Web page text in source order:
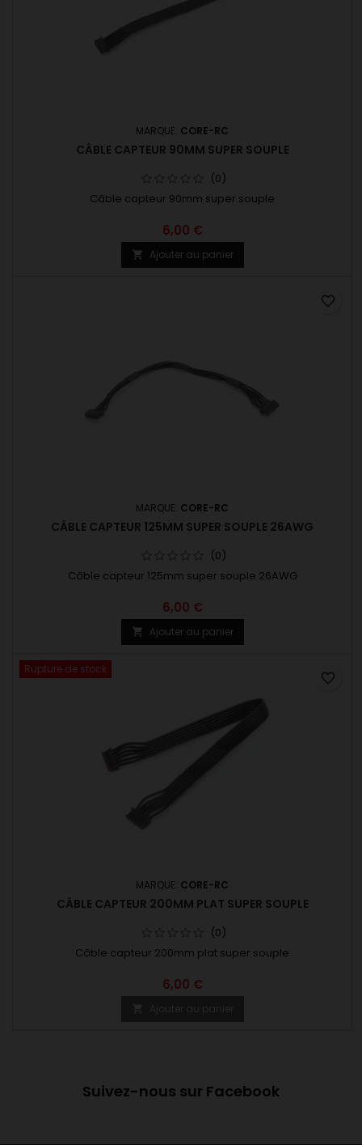
MARQUE: CORE-RC
CÂBLE CAPTEUR 90MM SUPER SOUPLE
(0)
Câble capteur 90mm super souple
6,00 €
 Ajouter au panier
MARQUE: CORE-RC
CÂBLE CAPTEUR 125MM SUPER SOUPLE 26AWG
(0)
Câble capteur 125mm super souple 26AWG
6,00 €
 Ajouter au panier
favorite_border
Rupture de stock
MARQUE: CORE-RC
CÂBLE CAPTEUR 200MM PLAT SUPER SOUPLE
(0)
Câble capteur 200mm plat super souple
6,00 €
favorite_border
Suivez-nous sur Facebook